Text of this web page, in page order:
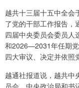
越共十三届十五中全会
了党的干部工作报告，
四届中央委员会委员人
和2026—2031年任期
四大审议、决定并依照
越通社报道说，越共中